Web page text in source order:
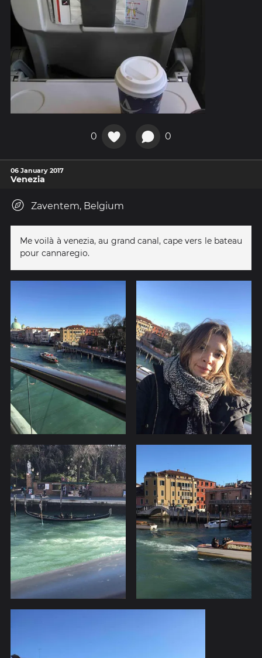
0 0
06 January 2017
Venezia
Zaventem, Belgium
Me voilà à venezia, au grand canal, cape vers le bateau
pour cannaregio.